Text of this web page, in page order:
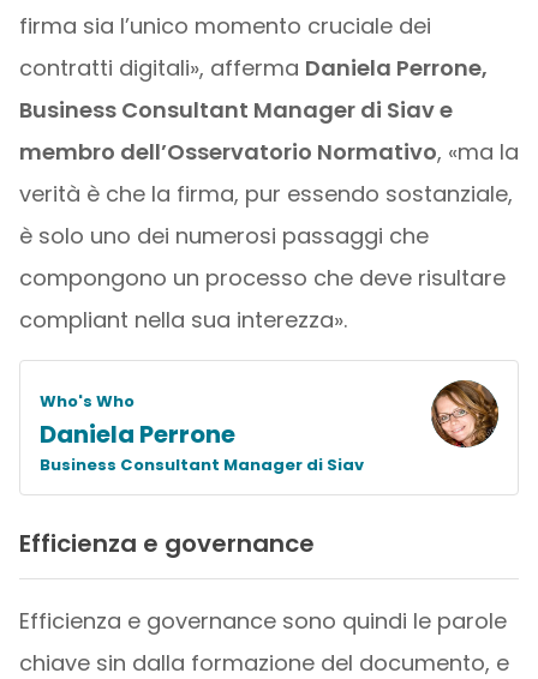
firma sia l’unico momento cruciale dei
contratti digitali», afferma Daniela Perrone,
Business Consultant Manager di Siav e
membro dell’Osservatorio Normativo, «ma la
verità è che la firma, pur essendo sostanziale,
è solo uno dei numerosi passaggi che
compongono un processo che deve risultare
compliant nella sua interezza».
Who's Who
Daniela Perrone
Business Consultant Manager di Siav
Efficienza e governance
Efficienza e governance sono quindi le parole
chiave sin dalla formazione del documento, e